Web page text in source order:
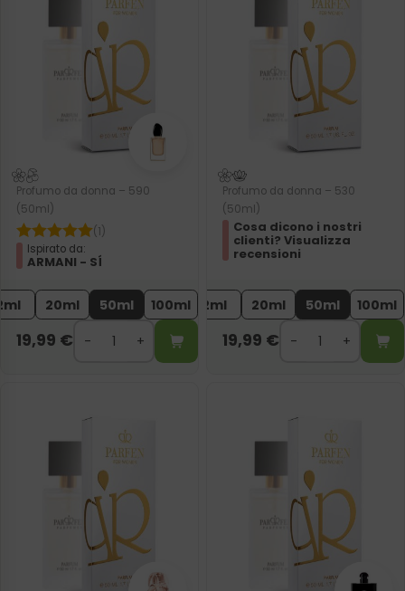
Profumo da donna – 590
(50ml)
(1)
Ispirato da:
ARMANI - SÍ
20ml 50ml 100ml
19,99 €
Profumo da donna – 530
(50ml)
Cosa dicono i nostri
clienti? Visualizza
recensioni
2ml 20ml 50ml 100ml
19,99 €